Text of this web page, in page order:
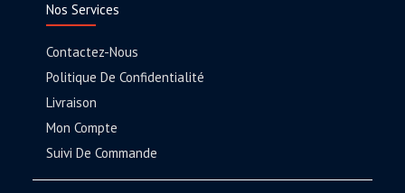
Nos Services
Contactez-Nous
Politique De Confidentialité
Livraison
Mon Compte
Suivi De Commande